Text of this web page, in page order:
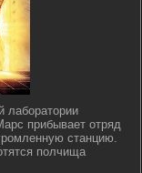
лаборатории
прибывает отряд
станцию.
полчища